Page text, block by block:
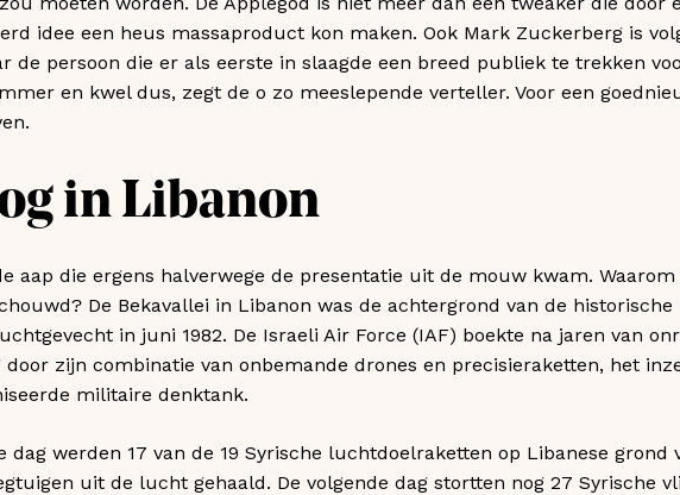
idee een heus massaproduct kon maken. Ook Mark Zuckerberg is
de persoon die er als eerste in slaagde een breed publiek te trekken
en kwel dus, zegt de o zo meeslepende verteller. Voor een
in Libanon
aap die ergens halverwege de presentatie uit de mouw kwam.
De Bekavallei in Libanon was de achtergrond van de historische
in juni 1982. De Israeli Air Force (IAF) boekte na jaren van
zijn combinatie van onbemande drones en precisieraketten, het
militaire denktank.
dag werden 17 van de 19 Syrische luchtdoelraketten op Libanese grond
uit de lucht gehaald. De volgende dag stortten nog 27 Syrische